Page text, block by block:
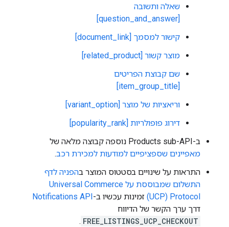
שאלה ותשובה
[question_and_answer]
קישור למסמך [document_link]
מוצר קשור [related_product]
שם קבוצת הפריטים
[item_group_title]
וריאציות של מוצר [variant_option]
דירוג פופולריות [popularity_rank]
ב-Products sub-API נוספה קבוצה מלאה של
מאפיינים שספציפיים למודעות למכירת רכב.
התראות על שינויים בסטטוס המוצר בהפניה לדף
התשלום שמבוססת על Universal Commerce
Protocol‏ (UCP)
זמינות עכשיו ב-Notifications API
דרך ערך הקשר של הדיווח
FREE_LISTINGS_UCP_CHECKOUT
.